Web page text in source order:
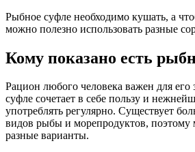
Рыбное суфле необходимо кушать, а
можно полезно использовать разные
Кому показано есть
Рацион любого человека важен для его
суфле сочетает в себе пользу и
употреблять регулярно. Существует
видов рыбы и морепродуктов, поэтому
разные варианты.